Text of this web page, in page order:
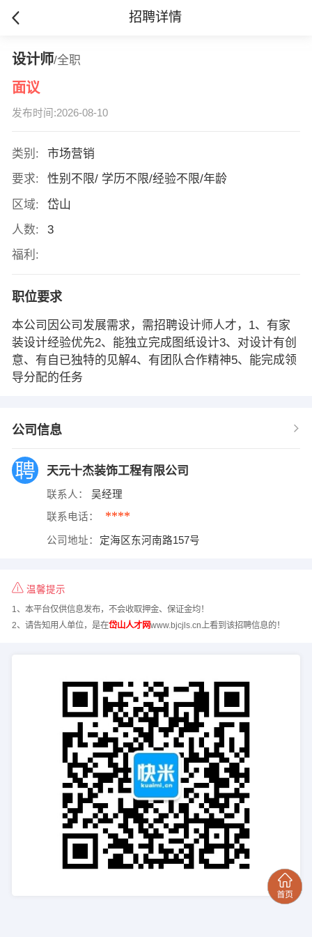
招聘详情
设计师/全职
面议
发布时间:2026-08-10
类别:
市场营销
要求:
性别不限/ 学历不限/经验不限/年龄
区域:
岱山
人数:
3
福利:
职位要求
本公司因公司发展需求，需招聘设计师人才，1、有家
装设计经验优先2、能独立完成图纸设计3、对设计有创
意、有自已独特的见解4、有团队合作精神5、能完成领
导分配的任务
公司信息
天元十杰装饰工程有限公司
联系人： 吴经理
联系电话： ****
公司地址： 定海区东河南路157号
温馨提示
1、本平台仅供信息发布，不会收取押金、保证金均！
2、请告知用人单位，是在岱山人才网www.bjcjls.cn上看到该招聘信息的！